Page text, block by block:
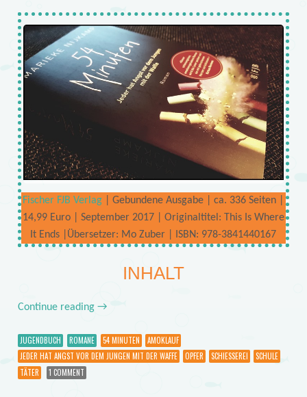
Fischer FJB Verlag | Gebundene Ausgabe | ca. 336 Seiten |
14,99 Euro | September 2017 | Originaltitel: This Is Where
It Ends |Übersetzer: Mo Zuber | ISBN: 978-3841440167
INHALT
Continue reading →
JUGENDBUCH ROMANE 54 MINUTEN
AMOKLAUF
JEDER HAT ANGST VOR DEM JUNGEN MIT DER WAFFE
OPFER SCHIESSEREI
SCHULE
TÄTER
1 COMMENT